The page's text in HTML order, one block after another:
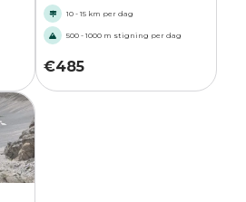
10 - 15 km per dag
500 - 1000 m stigning per dag
€485